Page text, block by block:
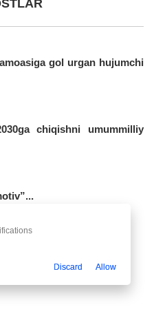
gol urgan hujumchi
chiqishni umummilliy
juda yomon...
Discard Allow